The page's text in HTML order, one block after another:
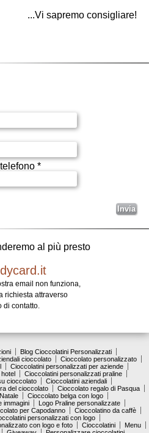
...Vi sapremo consigliare!
*
al più presto
email non funziona,
richiesta attraverso
di contatto.
Blog Cioccolatini Personalizzati
cioccolato
Cioccolato personalizzato
Cioccolatini personalizzati per aziende
Cioccolatini personalizzati praline
cioccolato
Cioccolatini aziendali
del cioccolato
Cioccolato regalo di Pasqua
Cioccolato belga con logo
immagini
Logo Praline personalizzate
per Capodanno
Cioccolatino da caffè
personalizzati con logo
con logo e foto
Cioccolatini
Menu